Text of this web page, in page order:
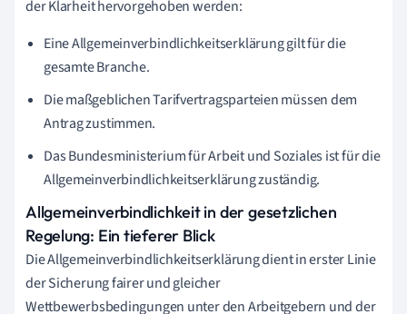
der Klarheit hervorgehoben werden:
Eine Allgemeinverbindlichkeitserklärung gilt für die
gesamte Branche.
Die maßgeblichen Tarifvertragsparteien müssen dem
Antrag zustimmen.
Das Bundesministerium für Arbeit und Soziales ist für die
Allgemeinverbindlichkeitserklärung zuständig.
Allgemeinverbindlichkeit in der gesetzlichen
Regelung: Ein tieferer Blick
Die Allgemeinverbindlichkeitserklärung dient in erster Linie
der Sicherung fairer und gleicher
Wettbewerbsbedingungen unter den Arbeitgebern und der